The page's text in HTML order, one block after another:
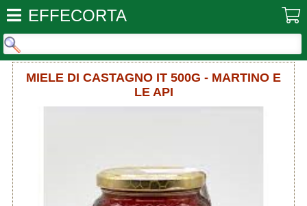
EFFECORTA
MIELE DI CASTAGNO IT 500G - MARTINO E
LE API